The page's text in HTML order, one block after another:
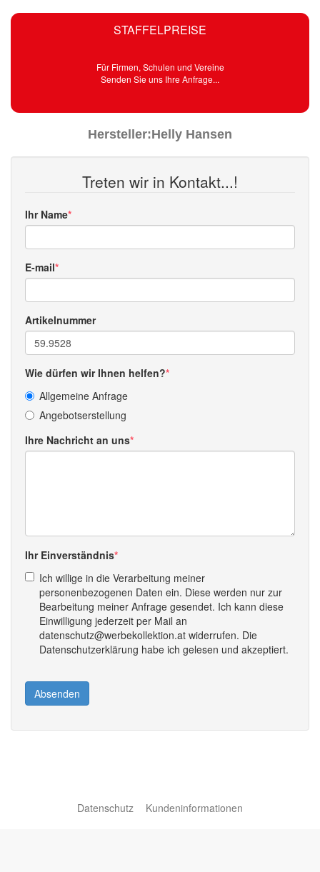
STAFFELPREISE
Für Firmen, Schulen und Vereine
Senden Sie uns Ihre Anfrage...
Hersteller:Helly Hansen
Treten wir in Kontakt...!
Ihr Name
E-mail
Artikelnummer
Wie dürfen wir Ihnen helfen?
Allgemeine Anfrage
Angebotserstellung
Ihre Nachricht an uns
Ihr Einverständnis
Ich willige in die Verarbeitung meiner
personenbezogenen Daten ein. Diese werden nur zur
Bearbeitung meiner Anfrage gesendet. Ich kann diese
Einwilligung jederzeit per Mail an
datenschutz@werbekollektion.at widerrufen. Die
Datenschutzerklärung habe ich gelesen und akzeptiert.
Absenden
Datenschutz Kundeninformationen